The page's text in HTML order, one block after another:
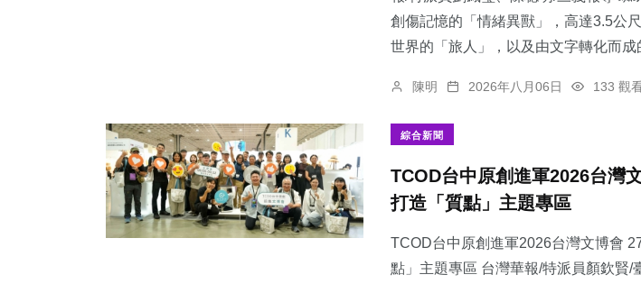
創傷記憶的「情緒異獸」，高達3.5公
世界的「旅人」，以及由文字轉化而成
陳明 2026年八月06日 133 觀
綜合新聞
TCOD台中原創進軍2026台灣
打造「質點」主題專區
TCOD台中原創進軍2026台灣文博會
點」主題專區 台灣華報/特派員顏欽賢/
215+
社會
89 +
旅遊
386+
綜合新聞
1+
大陸
健康